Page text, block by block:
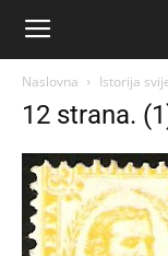
Naslovna Istorija
12 strana.